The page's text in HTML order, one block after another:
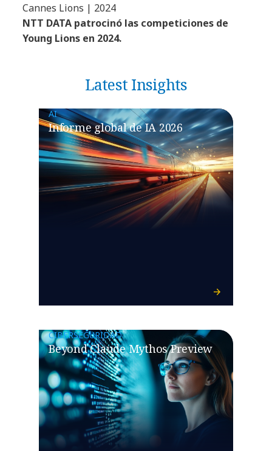
Cannes Lions | 2024
NTT DATA patrocinó las competiciones de
Young Lions en 2024.
Latest Insights
AI
Informe global de IA 2026
CIBERSEGURIDAD
Beyond Claude Mythos Preview